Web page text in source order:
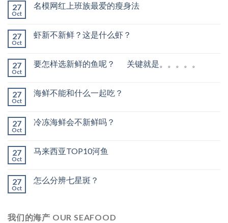
27
Oct
名模网红上班族最爱的瘦身法
27
Oct
虾新不新鲜？这是什么虾？
27
Oct
要怎样选新鲜的鱼呢？ 关键就是。。。。。
27
Oct
海鲜不能和什么一起吃？
27
Oct
冷冻海鲜会不新鲜吗？
27
Oct
马来西亚TOP10河鱼
27
Oct
怎么分辨七星斑？
我们的海产 OUR SEAFOOD